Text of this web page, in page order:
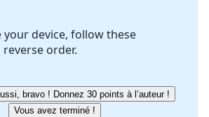
Annuler Publier un commentaire
your device, follow these
order.
bravo ! Donnez 30 points à l’auteur !
Vous avez terminé !